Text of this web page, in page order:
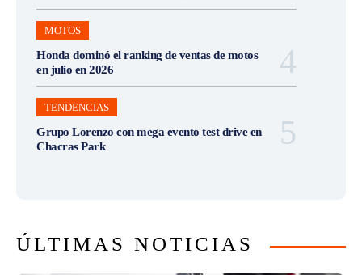
MOTOS
Honda dominó el ranking de ventas de motos
en julio en 2026
TENDENCIAS
Grupo Lorenzo con mega evento test drive en
Chacras Park
ÚLTIMAS NOTICIAS